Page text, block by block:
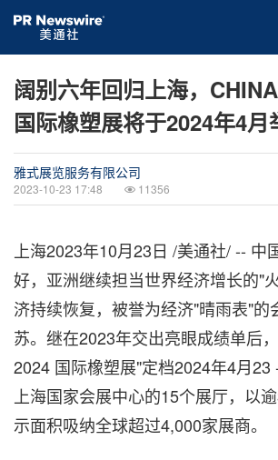
阔别六年回归上海，
国际橡塑展将于2024年4月
雅式展览服务有限公司
2023-10-23 17:48 11356
上海2023年10月23日 /美通社/ -- 中
好，亚洲继续担当世界经济增长的"
济持续恢复，被誉为经济"晴雨表"的
苏。继在2023年交出亮眼成绩单后
2024 国际橡塑展"定档2024年4月23
上海国家会展中心的15个展厅，以
示面积吸纳全球超过4,000家展商。